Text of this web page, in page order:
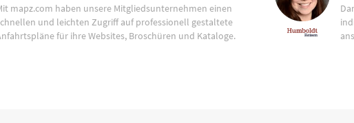
mapz.com haben unsere Mitgliedsunternehmen einen
und leichten Zugriff auf professionell gestaltete
für ihre Websites, Broschüren und Kataloge.